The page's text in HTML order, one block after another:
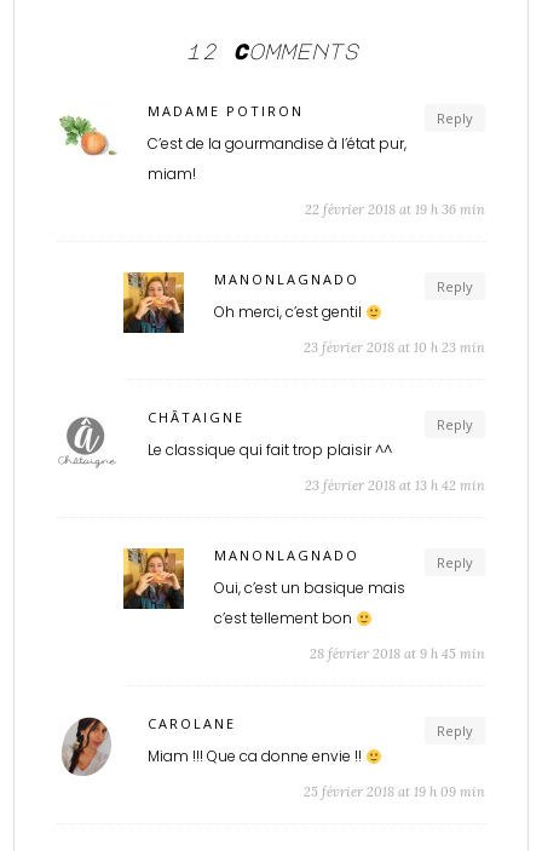
12 Comments
Reply
MADAME POTIRON
C’est de la gourmandise à l’état pur,
miam!
22 février 2018 at 19 h 36 min
Reply
MANONLAGNADO
Oh merci, c’est gentil
23 février 2018 at 10 h 23 min
Reply
CHÂTAIGNE
Le classique qui fait trop plaisir ^^
23 février 2018 at 13 h 42 min
Reply
MANONLAGNADO
Oui, c’est un basique mais
c’est tellement bon
28 février 2018 at 9 h 45 min
Reply
CAROLANE
Miam !!! Que ca donne envie !!
25 février 2018 at 19 h 09 min